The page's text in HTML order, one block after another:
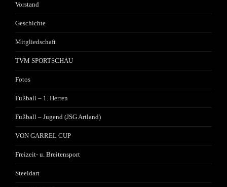
Vorstand
Geschichte
Mitgliedschaft
TVM SPORTSCHAU
Fotos
Fußball – 1. Herren
Fußball – Jugend (JSG Artland)
VON GARREL CUP
Freizeit- u. Breitensport
Steeldart